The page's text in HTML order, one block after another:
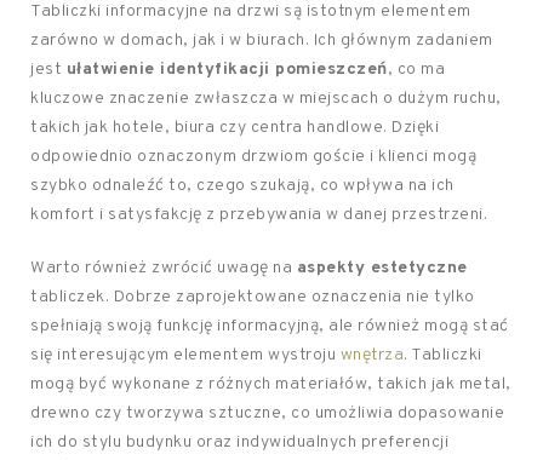
Tabliczki informacyjne na drzwi są istotnym elementem
zarówno w domach, jak i w biurach. Ich głównym zadaniem
jest ułatwienie identyfikacji pomieszczeń, co ma
kluczowe znaczenie zwłaszcza w miejscach o dużym ruchu,
takich jak hotele, biura czy centra handlowe. Dzięki
odpowiednio oznaczonym drzwiom goście i klienci mogą
szybko odnaleźć to, czego szukają, co wpływa na ich
komfort i satysfakcję z przebywania w danej przestrzeni.
Warto również zwrócić uwagę na aspekty estetyczne
tabliczek. Dobrze zaprojektowane oznaczenia nie tylko
spełniają swoją funkcję informacyjną, ale również mogą stać
się interesującym elementem wystroju wnętrza. Tabliczki
mogą być wykonane z różnych materiałów, takich jak metal,
drewno czy tworzywa sztuczne, co umożliwia dopasowanie
ich do stylu budynku oraz indywidualnych preferencji